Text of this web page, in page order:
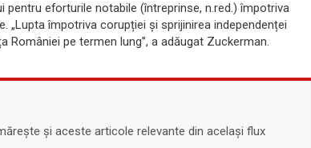
eforturile notabile (întreprinse, n.red.) împotriva
„Lupta împotriva corupției și sprijinirea independenței
pe termen lung”, a adăugat Zuckerman.
și aceste articole relevante din același flux